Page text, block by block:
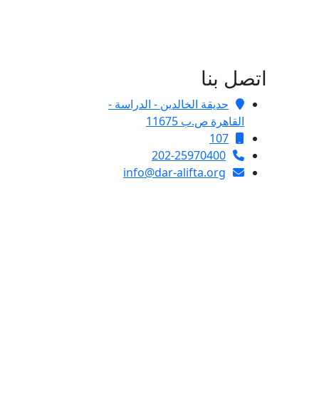
اتصل بنا
حديقة الخالدين - الدراسة -
القاهرة ص.ب 11675
107
202-25970400
info@dar-alifta.org